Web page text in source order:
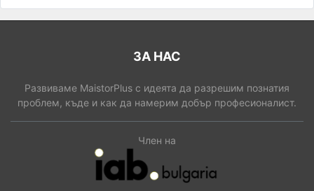
ЗА НАС
Развиваме MaistorPlus с идеята да разрешим познатия
проблем, къде и как да намерим добър професионалист.
Член на